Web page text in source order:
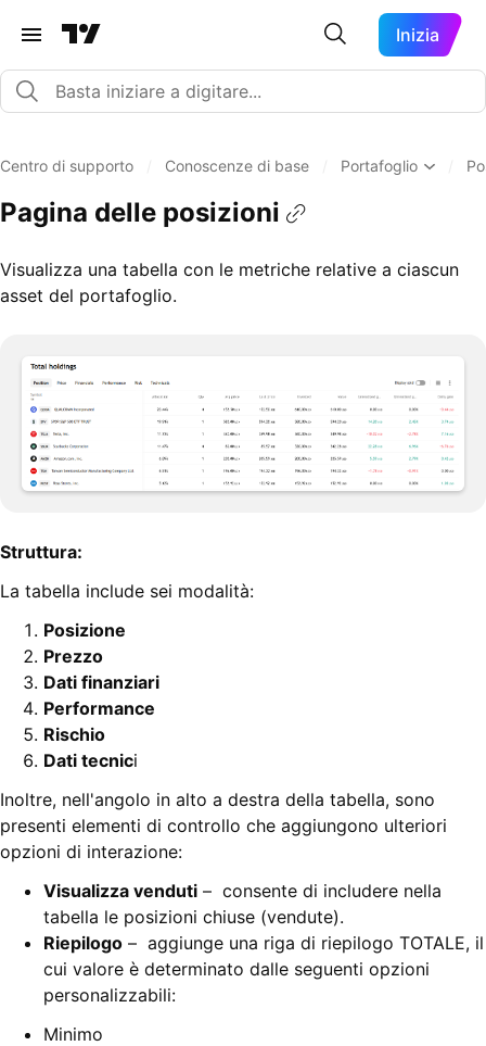
Inizia
Centro di supporto Conoscenze di base Portafoglio
Pagina delle posizioni
Visualizza una tabella con le metriche relative a ciascun
asset del portafoglio.
Struttura:
La tabella include sei modalità:
Posizione
Prezzo
Dati finanziari
Performance
Rischio
Dati tecnici
Inoltre, nell'angolo in alto a destra della tabella, sono
presenti elementi di controllo che aggiungono ulteriori
opzioni di interazione:
Visualizza venduti – consente di includere nella
tabella le posizioni chiuse (vendute).
Riepilogo – aggiunge una riga di riepilogo TOTALE, il
cui valore è determinato dalle seguenti opzioni
personalizzabili:
Minimo